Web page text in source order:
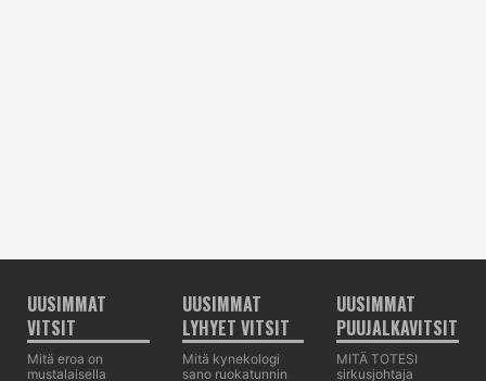
UUSIMMAT
VITSIT
Mitä eroa on
mustalaisella
UUSIMMAT
LYHYET VITSIT
Mitä kynekologi
sano ruokatunnin
UUSIMMAT
PUUJALKAVITSIT
MITÄ TOTESI
sirkusjohtaja